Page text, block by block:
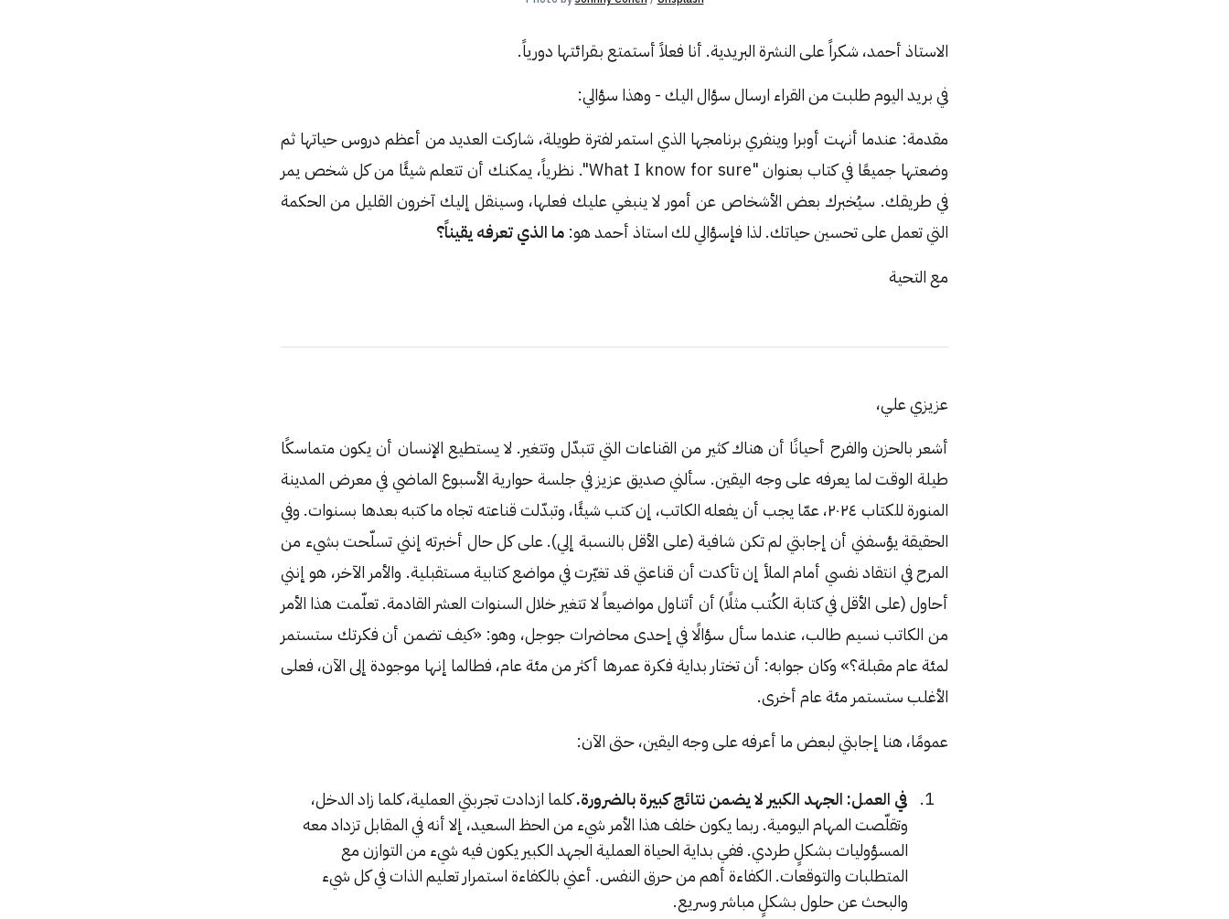
الاستاذ أحمد، شكراً على النشرة البريدية. أنا فعلاً أستمتع بـقرائتها دورياً.
في بريد اليوم طلبت من القراء ارسال سؤال اليك - وهذا سؤالي:
مقدمة: عندما أنهت أوبرا وينفري برنامجها الذي استمر لفترة طويلة، شاركت العديد من أعظم دروس حياتها ثم
وضعتها جميعًا في كتاب بعنوان "What I know for sure". نظرياً، يمكنك أن تتعلم شيئًا من كل شخص يمر
في طريقك. سيُخبرك بعض الأشخاص عن أمور لا ينبغي عليك فعلها، وسينقل إليك آخرون القليل من الحكمة
التي تعمل على تحسين حياتك. لذا فإسؤالي لك استاذ أحمد هو: ما الذي تعرفه يقيناً؟
مع التحية
عزيزي علي،
أشعر بالحزن والفرح أحيانًا أن هناك كثير من القناعات التي تتبدّل وتتغير. لا يستطيع الإنسان أن يكون متماسكًا
طيلة الوقت لما يعرفه على وجه اليقين. سألني صديق عزيز في جلسة حوارية الأسبوع الماضي في معرض المدينة
المنورة للكتاب ٢٠٢٤، عمّا يجب أن يفعله الكاتب، إن كتب شيئًا، وتبدّلت قناعته تجاه ما كتبه بعدها بسنوات. وفي
الحقيقة يؤسفني أن إجابتي لم تكن شافية (على الأقل بالنسبة إلي). على كل حال أخبرته إنني تسلّحت بشيء من
المرح في انتقاد نفسي أمام الملأ إن تأكدت أن قناعتي قد تغيّرت في مواضع كتابية مستقبلية. والأمر الآخر، هو إنني
أحاول (على الأقل في كتابة الكُتب مثلًا) أن أتناول مواضيعاً لا تتغير خلال السنوات العشر القادمة. تعلّمت هذا الأمر
من الكاتب نسيم طالب، عندما سأل سؤالًا في إحدى محاضرات جوجل، وهو: «كيف تضمن أن فكرتك ستستمر
لمئة عام مقبلة؟» وكان جوابه: أن تختار بداية فكرة عمرها أكثر من مئة عام، فطالما إنها موجودة إلى الآن، فعلى
الأغلب ستستمر مئة عام أخرى.
عمومًا، هنا إجابتي لبعض ما أعرفه على وجه اليقين، حتى الآن:
في العمل: الجهد الكبير لا يضمن نتائج كبيرة بالضرورة.كلما ازدادت تجربتي العملية، كلما زاد الدخل،
وتقلّصت المهام اليومية. ربما يكون خلف هذا الأمر شيء من الحظ السعيد، إلا أنه في المقابل تزداد معه
المسؤوليات بشكلٍ طردي. ففي بداية الحياة العملية الجهد الكبير يكون فيه شيء من التوازن مع
المتطلبات والتوقعات. الكفاءة أهم من حرق النفس. أعني بالكفاءة استمرار تعليم الذات في كل شيء
والبحث عن حلول بشكلٍ مباشر وسريع.